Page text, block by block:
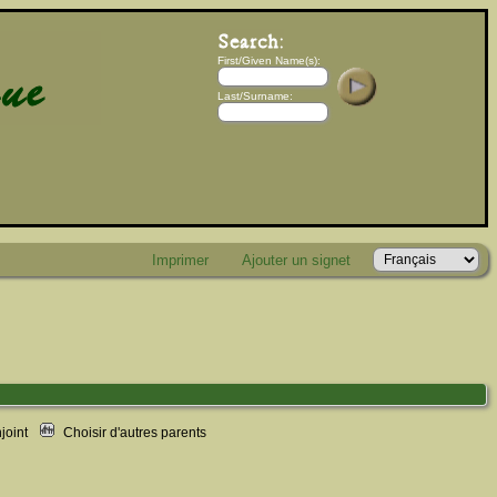
First/Given Name(s):
Last/Surname:
Imprimer Ajouter un signet
Choisir d'autres parents